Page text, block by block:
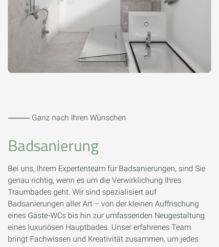
⸻ Ganz nach Ihren Wünschen
Badsanierung
Bei uns, Ihrem Expertenteam für Badsanierungen, sind Sie
genau richtig, wenn es um die Verwirklichung Ihres
Traumbades geht. Wir sind spezialisiert auf
Badsanierungen aller Art – von der kleinen Auffrischung
eines Gäste-WCs bis hin zur umfassenden Neugestaltung
eines luxuriösen Hauptbades. Unser erfahrenes Team
bringt Fachwissen und Kreativität zusammen, um jedes